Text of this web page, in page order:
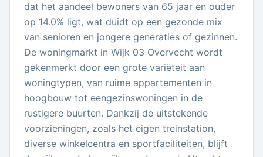
dat het aandeel bewoners van 65 jaar en ouder
op 14.0% ligt, wat duidt op een gezonde mix
van senioren en jongere generaties of gezinnen.
De woningmarkt in Wijk 03 Overvecht wordt
gekenmerkt door een grote variëteit aan
woningtypen, van ruime appartementen in
hoogbouw tot eengezinswoningen in de
rustigere buurten. Dankzij de uitstekende
voorzieningen, zoals het eigen treinstation,
diverse winkelcentra en sportfaciliteiten, blijft